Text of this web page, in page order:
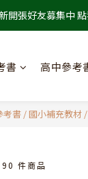
開張好友募集中
書 高中參考
考書 /國小補充教材 /
90 件商品